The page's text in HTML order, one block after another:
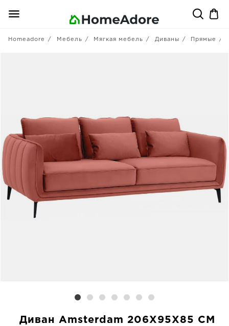
Homeadore Мебель Мягкая мебель Диваны Прямые
Диван Amsterdam 206X95X85 CM